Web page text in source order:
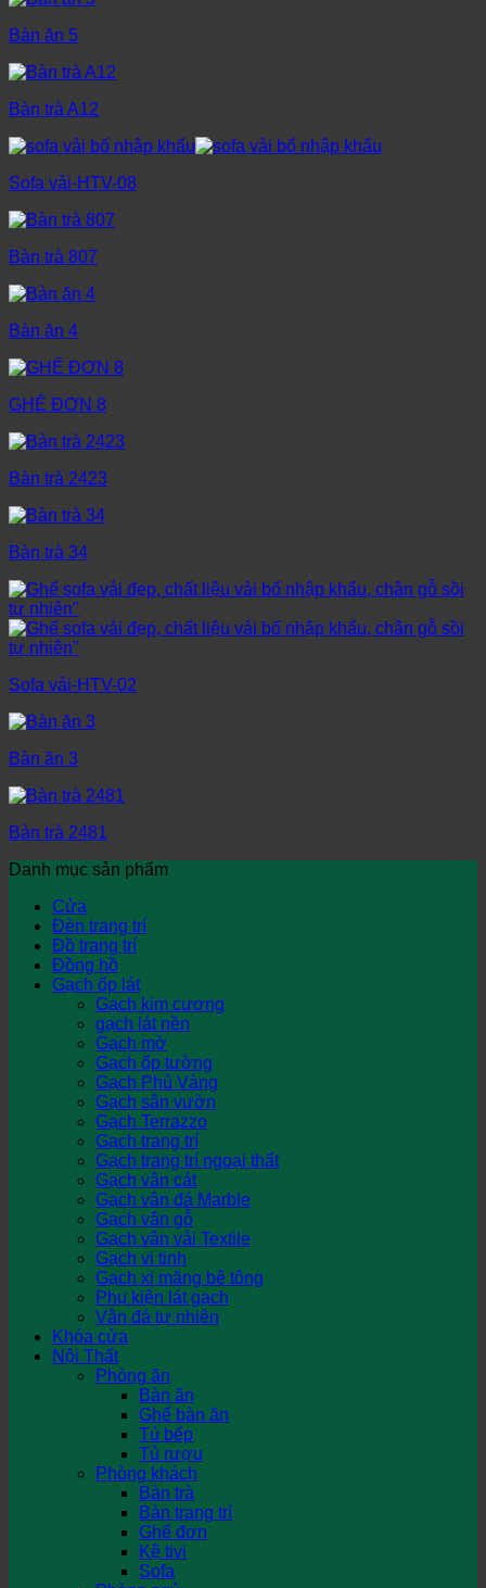
Bàn ăn 5
Bàn trà A12
Sofa vải-HTV-08
Bàn trà 807
Bàn ăn 4
GHẾ ĐƠN 8
Bàn trà 2423
Bàn trà 34
Sofa vải-HTV-02
Bàn ăn 3
Bàn trà 2481
Danh mục sản phẩm
Cửa
Đèn trang trí
Đồ trang trí
Đồng hồ
Gạch ốp lát
Gạch kim cương
gạch lát nền
Gạch mờ
Gạch ốp tường
Gạch Phủ Vàng
Gạch sân vườn
Gạch Terrazzo
Gạch trang trí
Gạch trang trí ngoại thất
Gạch vân cát
Gạch vân đá Marble
Gạch vân gỗ
Gạch vân vải Textile
Gạch vi tinh
Gạch xi măng bê tông
Phụ kiện lát gạch
Vân đá tự nhiên
Khóa cửa
Nội Thất
Phòng ăn
Bàn ăn
Ghế bàn ăn
Tủ bếp
Tủ rượu
Phòng khách
Bàn trà
Bàn trang trí
Ghế đơn
Kệ tivi
Sofa